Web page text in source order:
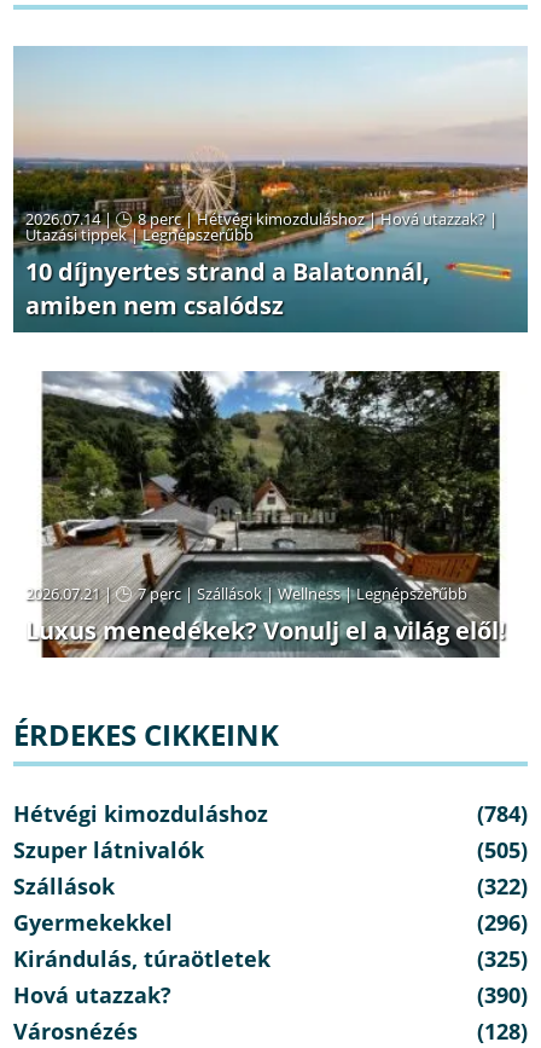
2026.07.14 | 8 perc|Hétvégi kimozduláshoz|Hová utazzak? |
Utazási tippek|Legnépszerűbb
10 díjnyertes strand a Balatonnál,
amiben nem csalódsz
2026.07.21 | 7 perc|Szállások|Wellness|Legnépszerűbb
Luxus menedékek? Vonulj el a világ elől!
ÉRDEKES CIKKEINK
Hétvégi kimozduláshoz
(784)
Szuper látnivalók
(505)
Szállások
(322)
Gyermekekkel
(296)
Kirándulás, túraötletek
(325)
Hová utazzak?
(390)
Városnézés
(128)